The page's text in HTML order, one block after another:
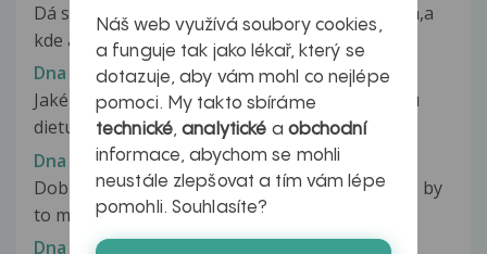
Dá se ověřit otcovství na 100%porovnáním Dna,a
kde a jakou DNA?,potřeboval bych...
Dna
Jaké léky pomáhají? Je třeba dodržovat nějakou
dietu? Dá se dna vyléčit? Děkuji...
Dna
Dobrý den Prosím dá se dle fotografie určit zda by
to mohl bych záchvat DNY?...
Dna
Náš web využívá soubory cookies,
a funguje tak jako lékař, který se
dotazuje, aby vám mohl co nejlépe
pomoci. My takto sbíráme
technické,analytické a obchodní
informace, abychom se mohli
neustále zlepšovat a tím vám lépe
pomohli. Souhlasíte?